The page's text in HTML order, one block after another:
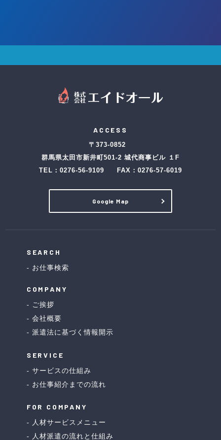
ACCESS
〒373-0852
群馬県太田市新井町501-2 城代商事ビル １F
TEL： 0276-56-9109 FAX：0276-57-6019
Google Map
SEARCH
お仕事検索
COMPANY
ご挨拶
会社概要
派遣法に基づく情報開示
SERVICE
サービスの仕組み
お仕事紹介までの流れ
FOR COMPANY
人材サービスメニュー
人材派遣の流れと仕組み